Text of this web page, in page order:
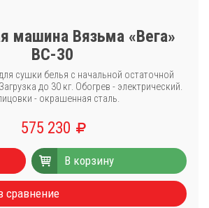
машина Вязьма «Вега»
ВС-30
сушки белья с начальной остаточной
до 30 кг. Обогрев - электрический.
- окрашенная сталь.
575 230
В корзину
сравнение